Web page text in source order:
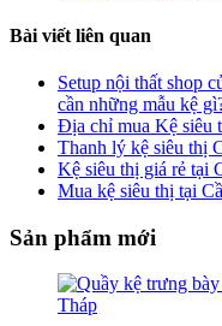
Bài viết liên quan
Setup nội thất shop
cần những mẫu kệ
Địa chỉ mua Kệ siêu
Thanh lý kệ siêu thị
Kệ siêu thị giá rẻ tại
Mua kệ siêu thị tại
Sản phẩm mới